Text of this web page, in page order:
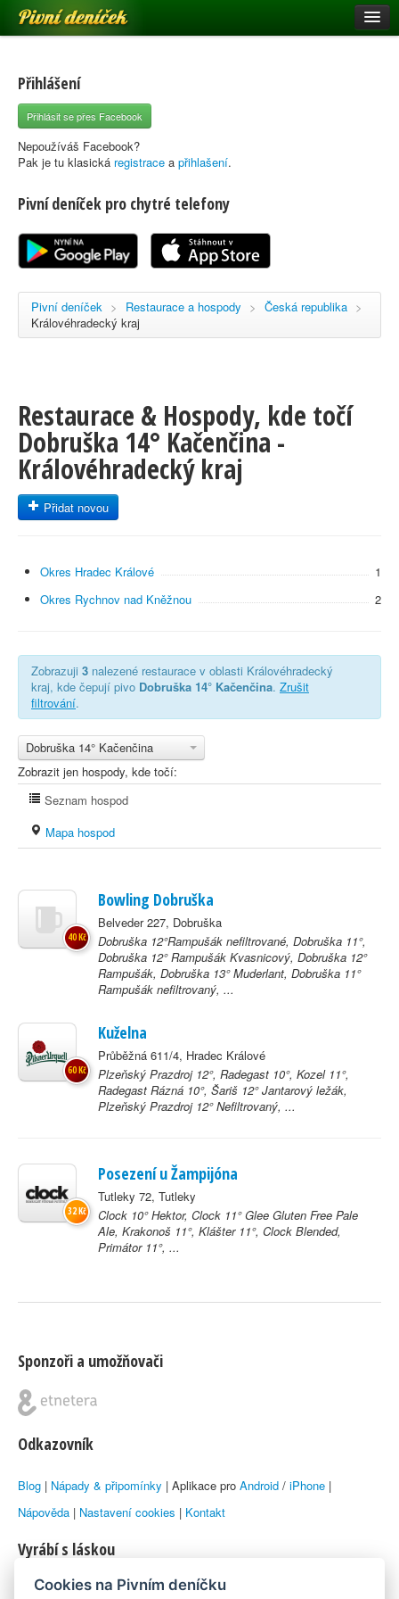
Pivní deníček
Pivní mapa
Pivní značky
Nápověda
Registrace
Přihlášení
Přihlásit se přes Facebook
Nepoužíváš Facebook?
Pak je tu klasická registrace a přihlašení.
Pivní deníček pro chytré telefony
Pivní deníček > Restaurace a hospody > Česká republika >
Královéhradecký kraj
Restaurace & Hospody, kde točí
Dobruška 14° Kačenčina -
Královéhradecký kraj
Přidat novou
Okres Hradec Králové
1
Okres Rychnov nad Kněžnou
2
Zobrazuji 3 nalezené restaurace v oblasti Královéhradecký
kraj, kde čepují pivo Dobruška 14° Kačenčina. Zrušit
filtrování.
Dobruška 14° Kačenčina
Zobrazit jen hospody, kde točí:
Seznam hospod
Mapa hospod
Bowling Dobruška
Belveder 227, Dobruška
Dobruška 12°Rampušák nefiltrované, Dobruška 11°,
Dobruška 12° Rampušák Kvasnicový, Dobruška 12°
Rampušák, Dobruška 13° Muderlant, Dobruška 11°
Rampušák nefiltrovaný, ...
40 Kč
Kuželna
Průběžná 611/4, Hradec Králové
Plzeňský Prazdroj 12°, Radegast 10°, Kozel 11°,
Radegast Rázná 10°, Šariš 12° Jantarový ležák,
Plzeňský Prazdroj 12° Nefiltrovaný, ...
60 Kč
Posezení u Žampijóna
Tutleky 72, Tutleky
Clock 10° Hektor, Clock 11° Glee Gluten Free Pale
Ale, Krakonoš 11°, Klášter 11°, Clock Blended,
Primátor 11°, ...
32 Kč
Sponzoři a umožňovači
Odkazovník
Blog | Nápady & připomínky | Aplikace pro Android / iPhone |
Nápověda | Nastavení cookies | Kontakt
Vyrábí s láskou
© 2010–2026 byLukáš Zemanaka Emka
Cookies na Pivním deníčku